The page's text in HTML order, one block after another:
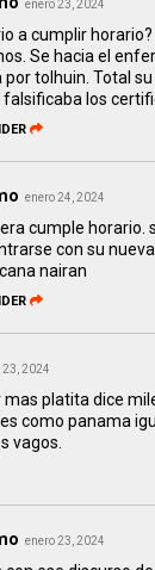
enero 23, 2024
a cumplir
Se hacia el
por tolhuin. Total
falsificaba los
enero 24, 2024
cumple horario.
con su
nairan
23, 2024
mas platita dice
como panama
vagos.
enero 23, 2024